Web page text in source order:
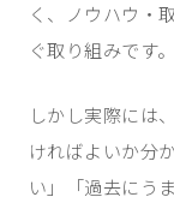
く、ノウハウ・
ぐ取り組みです。
しかし実際には
ければよいか分
い」「過去にう